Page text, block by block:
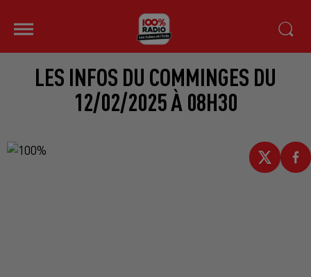
LES INFOS DU COMMINGES DU
12/02/2025 À 08H30